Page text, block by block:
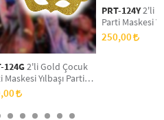
124G2'li Gold Çocuk
Maskesi Yılbaşı Parti
Yeni Yıl Aksesuarı,
Günü Parti Maskesi,
Eva Balo Maskesi
PRT-124Y2'li
Parti Maskesi
Maskesi, Yeni
Doğum Günü
250,00